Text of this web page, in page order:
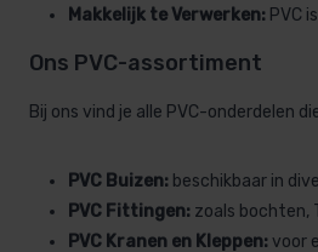
Makkelijk te Verwerken: PVC
Ons PVC-assortiment
Bij ons vind je alle PVC-onderdelen
PVC Buizen: beschikbaar in
PVC Fittingen: zoals bochten,
PVC Kranen en Kleppen: voor